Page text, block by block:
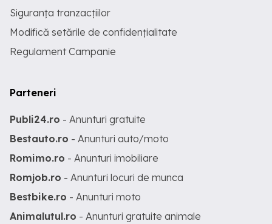
Siguranța tranzacțiilor
Modifică setările de confidențialitate
Regulament Campanie
Parteneri
Publi24.ro - Anunturi gratuite
Bestauto.ro - Anunturi auto/moto
Romimo.ro - Anunturi imobiliare
Romjob.ro - Anunturi locuri de munca
Bestbike.ro - Anunturi moto
Animalutul.ro - Anunturi gratuite animale